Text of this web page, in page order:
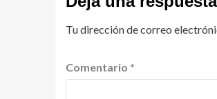
Tu dirección de correo
Comentario *